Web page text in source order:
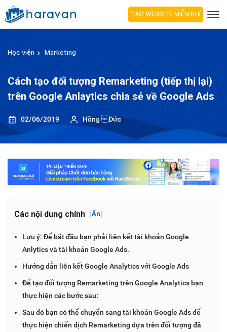
TẠO WEBSITE MIỄN PHÍ
Học viện Marketing
Cách tạo đối tượng Remarketing (tiếp thị lại)
trên Google Anlaytics chia sẻ về Google Ads
02/06/2019 Hồng Đức
Các nội dung chính [Ẩn]
Lưu ý: Để bắt đầu bạn phải liên kết tài khoản Google
Anlytics và tài khoản Google Ads.
Hướng dẫn liên kết Google Analytics với Google Ads
Để tạo đối tượng Remarketing trên Google Analytics bạn
thực hiện các bước sau:
Sau đó bạn có thể chuyển sang tài khoản Google Ads để
thực hiện chiến dịch Remarketing dựa trên đối tượng đã